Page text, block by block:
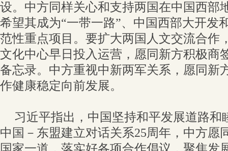
设。中方同样关心和支持两国在中国西部
希望其成为“一带一路”、中国西部大开发
范性重点项目。要扩大两国人文交流合作
文化中心早日投入运营，愿同新方积极商
备忘录。中方重视中新两军关系，愿同新
作健康稳定向前发展。
习近平指出，中国坚持和平发展道路和
中国－东盟建立对话关系25周年，中方愿